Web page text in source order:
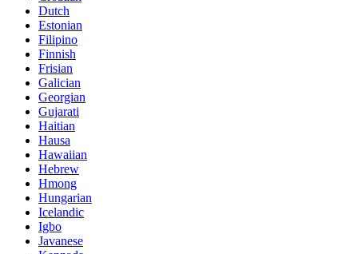
Dutch
Estonian
Filipino
Finnish
Frisian
Galician
Georgian
Gujarati
Haitian
Hausa
Hawaiian
Hebrew
Hmong
Hungarian
Icelandic
Igbo
Javanese